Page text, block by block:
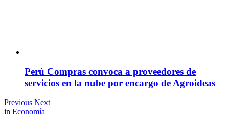
Perú Compras convoca a proveedores de
servicios en la nube por encargo de Agroideas
Previous Next
in Economía